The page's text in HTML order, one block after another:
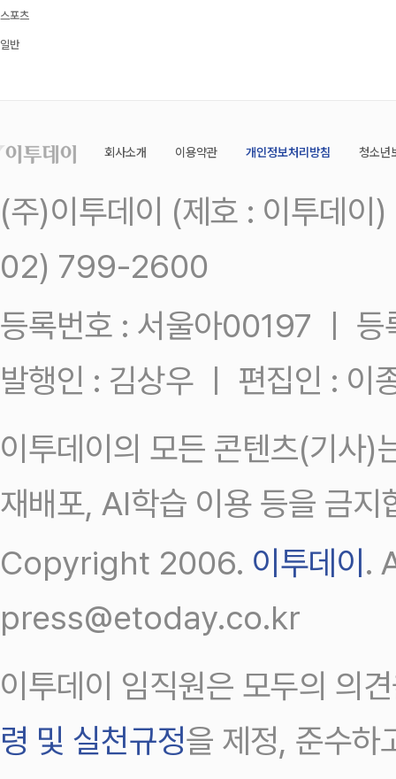
스포츠
일반
회사소개 이용약관 개인정보처리방침 청소년
(주)이투데이 (제호 : 이투데
02) 799-2600
등록번호 : 서울아00197 ㅣ
발행인 : 김상우 ㅣ 편집인 : 이
이투데이의 모든 콘텐츠(기사)
재배포, AI학습 이용 등을 금지
Copyright 2006. 이투데이.
press@etoday.co.kr
이투데이 임직원은 모두의 의
령 및 실천규정을 제정, 준수하